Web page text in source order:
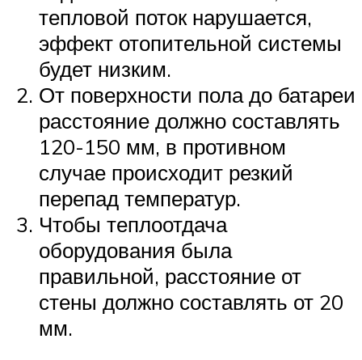
тепловой поток нарушается,
эффект отопительной системы
будет низким.
От поверхности пола до батареи
расстояние должно составлять
120-150 мм, в противном
случае происходит резкий
перепад температур.
Чтобы теплоотдача
оборудования была
правильной, расстояние от
стены должно составлять от 20
мм.